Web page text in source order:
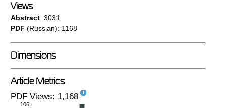
Views
Abstract: 3031
PDF (Russian): 1168
Dimensions
Article Metrics
PDF Views: 1,168
106